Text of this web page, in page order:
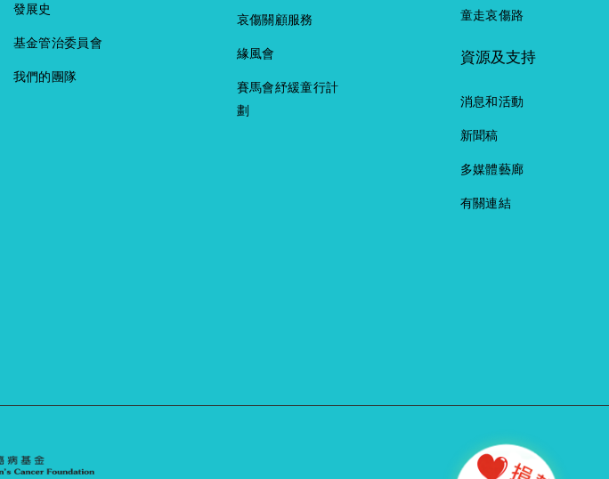
發展史
基金管治委員會
我們的團隊
哀傷關顧服務
緣風會
賽馬會紓緩童行計
劃
童走哀傷路
資源及支持
消息和活動
新聞稿
多媒體藝廊
有關連結